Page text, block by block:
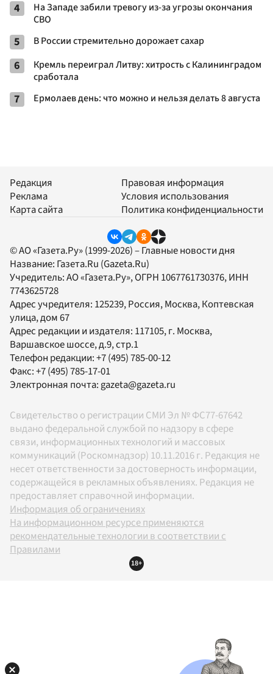
4
На Западе забили тревогу из-за угрозы окончания
СВО
5 В России стремительно дорожает сахар
6
Кремль переиграл Литву: хитрость с Калининградом
сработала
7 Ермолаев день: что можно и нельзя делать 8 августа
Редакция
Реклама
Карта сайта
Правовая информация
Условия использования
Политика конфиденциальности
© АО «Газета.Ру» (1999-2026) – Главные новости дня
Название: Газета.Ru (Gazeta.Ru)
Учредитель:АО «Газета.Ру», ОГРН 1067761730376, ИНН
7743625728
Адрес учредителя: 125239, Россия, Москва, Коптевская
улица, дом 67
Адрес редакции и издателя: 117105, г. Москва,
Варшавское шоссе, д.9, стр.1
Телефон редакции:+7 (495) 785-00-12
Факс:+7 (495) 785-17-01
Электронная почта: gazeta@gazeta.ru
Свидетельство о регистрации СМИ Эл № ФС77-67642
выдано федеральной службой по надзору в сфере
связи, информационных технологий и массовых
коммуникаций (Роскомнадзор) 10.11.2016 г. Редакция не
несет ответственности за достоверность информации,
содержащейся в рекламных объявлениях. Редакция не
предоставляет справочной информации.
Информация об ограничениях
На информационном ресурсе применяются
рекомендательные технологии в соответствии с
Правилами
18+